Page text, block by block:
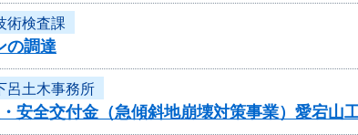
術検査課
の調達
呂土木事務所
・安全交付金（急傾斜地崩壊対策事業）愛宕山